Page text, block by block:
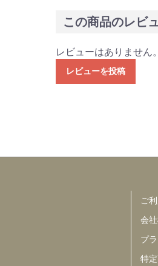
この商品のレビ
レビューはありません。
レビューを投稿
ご
会
プ
特